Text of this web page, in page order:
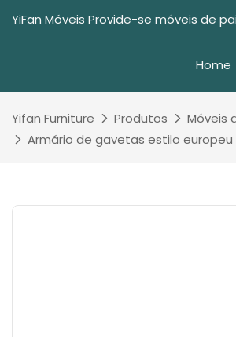
YiFan Móveis Provide-se móveis de
Home
Yifan Furniture Produtos Móveis
Armário de gavetas estilo